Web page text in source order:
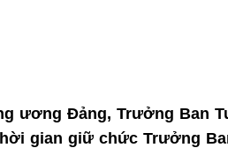
ương Đảng, Trưởng Ban
gian giữ chức Trưởng